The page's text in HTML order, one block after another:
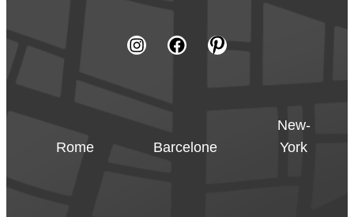
Rome Barcelone
New-
York